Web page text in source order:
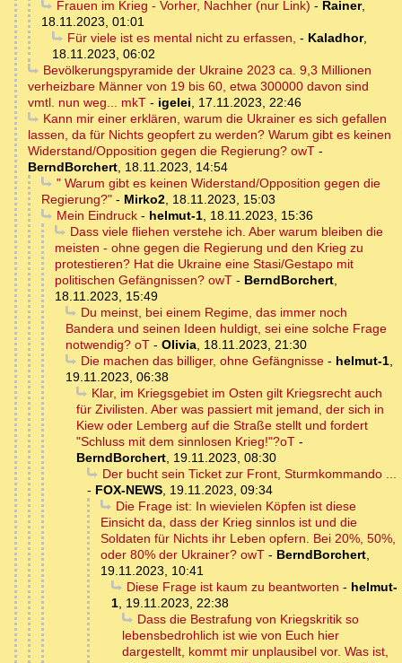
Frauen im Krieg - Vorher, Nachher (nur Link) - Rainer,
18.11.2023, 01:01
Für viele ist es mental nicht zu erfassen, - Kaladhor,
18.11.2023, 06:02
Bevölkerungspyramide der Ukraine 2023 ca. 9,3 Millionen
verheizbare Männer von 19 bis 60, etwa 300000 davon sind
vmtl. nun weg... mkT - igelei, 17.11.2023, 22:46
Kann mir einer erklären, warum die Ukrainer es sich gefallen
lassen, da für Nichts geopfert zu werden? Warum gibt es keinen
Widerstand/Opposition gegen die Regierung? owT -
BerndBorchert, 18.11.2023, 14:54
" Warum gibt es keinen Widerstand/Opposition gegen die
Regierung?" - Mirko2, 18.11.2023, 15:03
Mein Eindruck- helmut-1, 18.11.2023, 15:36
Dass viele fliehen verstehe ich. Aber warum bleiben die
meisten - ohne gegen die Regierung und den Krieg zu
protestieren? Hat die Ukraine eine Stasi/Gestapo mit
politischen Gefängnissen? owT - BerndBorchert,
18.11.2023, 15:49
Du meinst, bei einem Regime, das immer noch
Bandera und seinen Ideen huldigt, sei eine solche Frage
notwendig? oT - Olivia, 18.11.2023, 21:30
Die machen das billiger, ohne Gefängnisse- helmut-1,
19.11.2023, 06:38
Klar, im Kriegsgebiet im Osten gilt Kriegsrecht auch
für Zivilisten. Aber was passiert mit jemand, der sich in
Kiew oder Lemberg auf die Straße stellt und fordert
"Schluss mit dem sinnlosen Krieg!"?oT -
BerndBorchert, 19.11.2023, 08:30
Der bucht sein Ticket zur Front, Sturmkommando ...
- FOX-NEWS, 19.11.2023, 09:34
Die Frage ist: In wievielen Köpfen ist diese
Einsicht da, dass der Krieg sinnlos ist und die
Soldaten für Nichts ihr Leben opfern. Bei 20%, 50%,
oder 80% der Ukrainer? owT - BerndBorchert,
19.11.2023, 10:41
Diese Frage ist kaum zu beantworten - helmut-
1, 19.11.2023, 22:38
Dass die Bestrafung von Kriegskritik so
lebensbedrohlich ist wie von Euch hier
dargestellt, kommt mir unplausibel vor. Was ist,